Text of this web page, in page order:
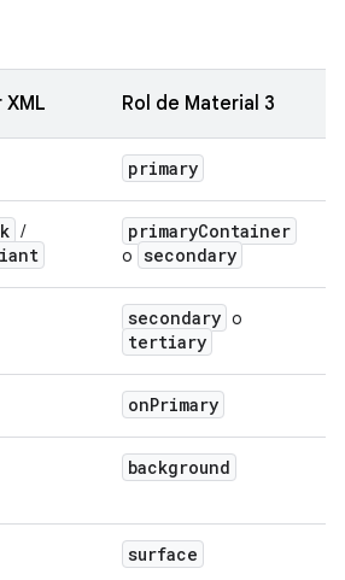
Rol de Material 3
primary
/ primaryContainer
o secondary
secondary o
tertiary
onPrimary
background
surface